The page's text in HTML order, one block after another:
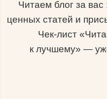
Читаем блог за
ценных статей и
Чек-лист
к лучшему» —